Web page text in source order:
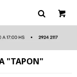
"TAPON"